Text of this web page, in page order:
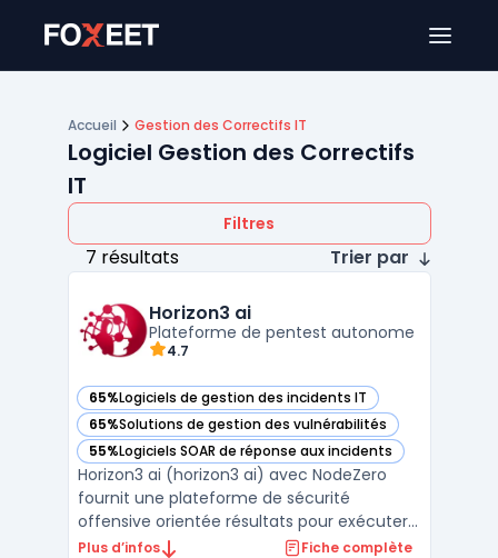
Accueil Gestion des Correctifs IT
Logiciel Gestion des Correctifs
IT
Filtres
7 résultats Trier par
Horizon3 ai
Plateforme de pentest autonome
4.7
65%Logiciels de gestion des incidents IT
— voir Horizon3 ai dans cette catégorie
65%Solutions de gestion des vulnérabilités
— voir Horizon3 ai dans cette catégorie
55%Logiciels SOAR de réponse aux incidents
— voir Horizon3 ai dans cette catégorie
Horizon3 ai (horizon3 ai) avec NodeZero
fournit une plateforme de sécurité
offensive orientée résultats pour exécuter
des pentest en continu et du red teaming
Plus d’infos Fiche complète